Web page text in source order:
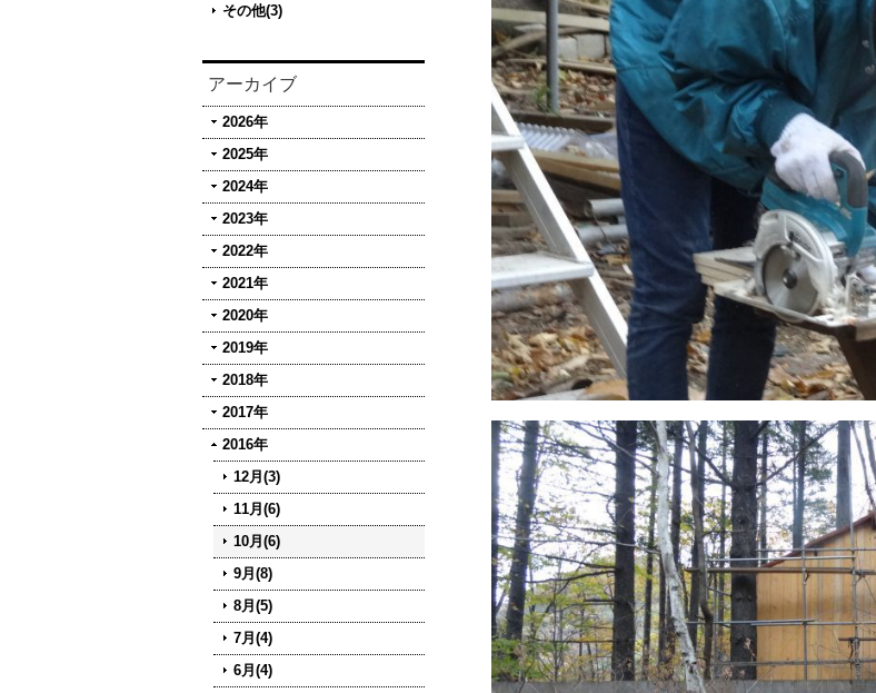
その他(3)
アーカイブ
2026年
2025年
2024年
2023年
2022年
2021年
2020年
2019年
2018年
2017年
2016年
12月(3)
11月(6)
10月(6)
9月(8)
8月(5)
7月(4)
6月(4)